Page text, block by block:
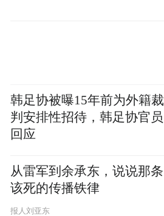
韩足协被曝15年前为外籍裁
判安排性招待，韩足协官员
回应
从雷军到余承东，说说那条
该死的传播铁律
报人刘亚东